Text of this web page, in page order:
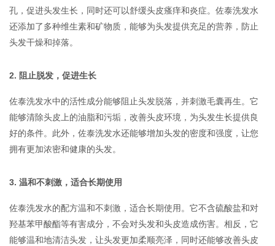
孔，促进头发生长，同时还可以舒缓头皮瘙痒和炎症。佐泰洗发水
还添加了多种维生素和矿物质，能够为头发提供充足的营养，防止
头发干燥和掉落。
2. 阻止脱发，促进生长
佐泰洗发水中的活性成分能够阻止头发脱落，并刺激毛囊再生。它
能够清除头皮上的油脂和污垢，改善头皮环境，为头发生长提供良
好的条件。此外，佐泰洗发水还能够增加头发的密度和强度，让您
拥有更加浓密和健康的头发。
3. 温和不刺激，适合长期使用
佐泰洗发水的配方温和不刺激，适合长期使用。它不含硫酸盐和对
羟基苯甲酸酯等有害成分，不会对头发和头皮造成伤害。相反，它
能够温和地清洁头发，让头发更加柔顺亮泽，同时还能够改善头皮